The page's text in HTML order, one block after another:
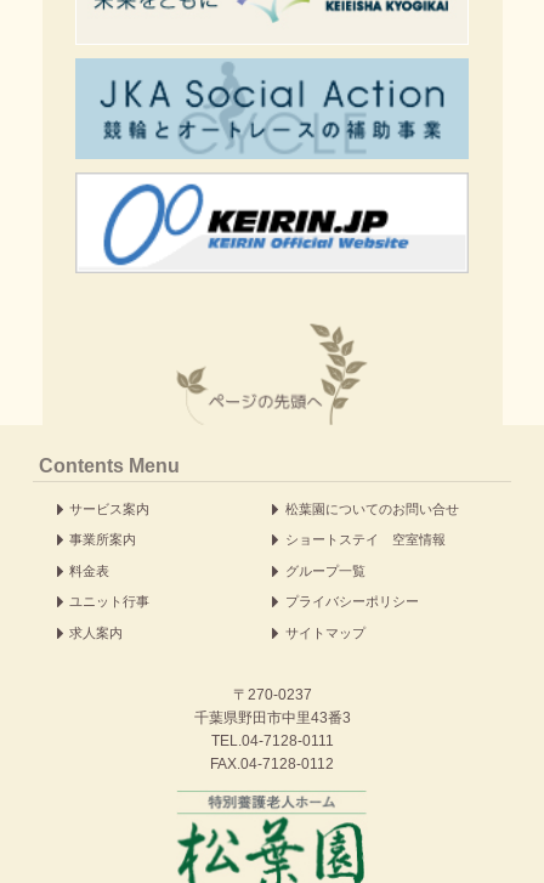
Contents Menu
サービス案内 松葉園についてのお問い合せ
事業所案内 ショートステイ 空室情報
料金表 グループ一覧
ユニット行事 プライバシーポリシー
求人案内 サイトマップ
〒270-0237
千葉県野田市中里43番3
TEL. 04-7128-0111
FAX.04-7128-0112